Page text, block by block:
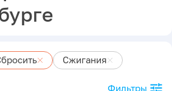
Сжигания
Фильтры